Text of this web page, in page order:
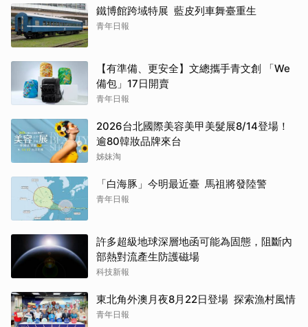
鐵博館跨域特展 藍皮列車舞臺重生
青年日報
【有準備、更安全】文總攜手青文創 「We
備包」17日開賣
青年日報
2026台北國際美容美甲美髮展8/14登場！
逾80韓妝品牌來台
姊妹淘
「白海豚」今明最近臺 馬祖將發陸警
青年日報
許多超級地球深層地函可能為固態，阻斷內
部熱對流產生防護磁場
科技新報
東北角外澳月夜8月22日登場 探索漁村風情
青年日報